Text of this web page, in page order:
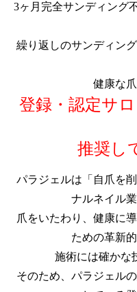
3ヶ月完全サンディング
繰り返しのサンディン
健康な
登録・認定サ
推奨し
パラジェルは「自爪を
ナルネイル
爪をいたわり、健康に
ための革新
施術には確かな
そのため、パラジェル